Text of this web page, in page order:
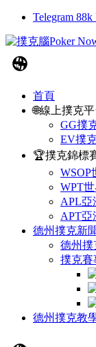
Telegram 88k
首頁
🌐線上撲克平
GG撲
EV撲
🏆撲克錦標
WSOP
WPT
APL亞
APT亞
德州撲克新
德州撲
撲克賽
德州撲克教